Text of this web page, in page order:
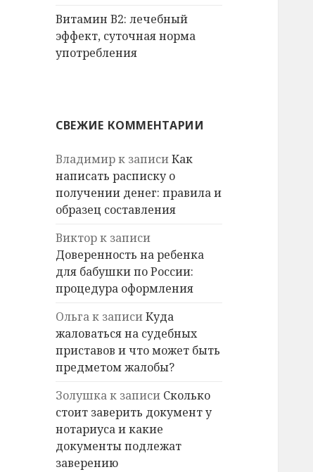
Витамин В2: лечебный
эффект, суточная норма
употребления
СВЕЖИЕ КОММЕНТАРИИ
Владимирк записиКак
написать расписку о
получении денег: правила и
образец составления
Викторк записи
Доверенность на ребенка
для бабушки по России:
процедура оформления
Ольгак записиКуда
жаловаться на судебных
приставов и что может быть
предметом жалобы?
Золушкак записи Сколько
стоит заверить документ у
нотариуса и какие
документы подлежат
заверению